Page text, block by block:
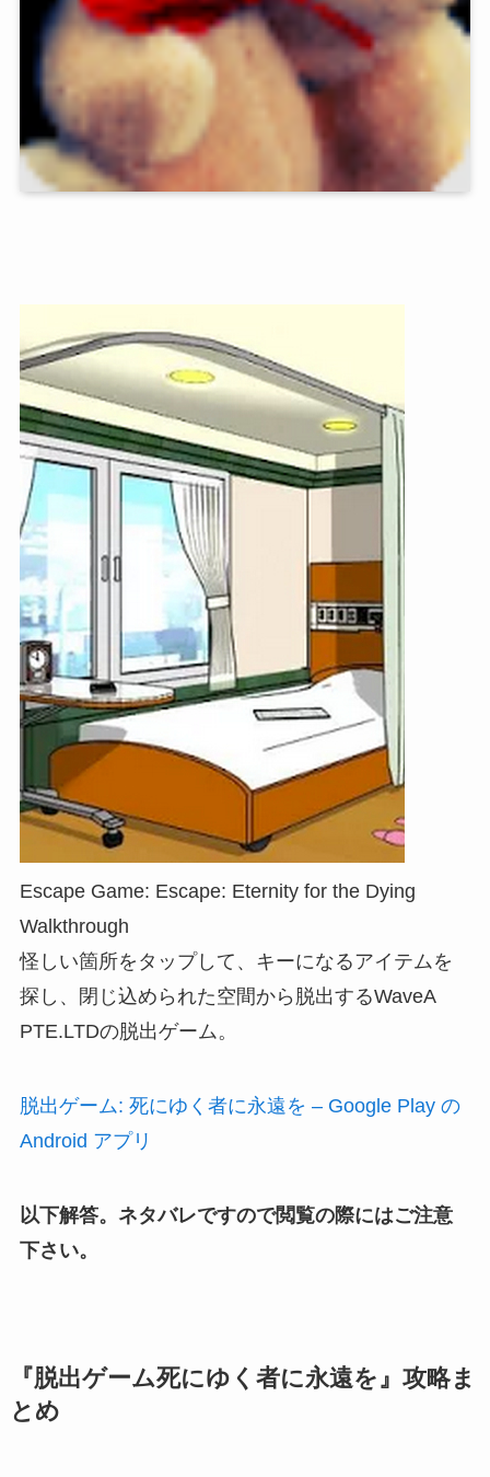
Escape Game: Escape: Eternity for the Dying
Walkthrough
怪しい箇所をタップして、キーになるアイテムを
探し、閉じ込められた空間から脱出するWaveA
PTE.LTDの脱出ゲーム。
脱出ゲーム: 死にゆく者に永遠を – Google Play の
Android アプリ
以下解答。ネタバレですので閲覧の際にはご注意
下さい。
『脱出ゲーム死にゆく者に永遠を』攻略ま
とめ